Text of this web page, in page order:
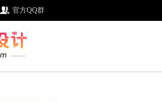
官方QQ群